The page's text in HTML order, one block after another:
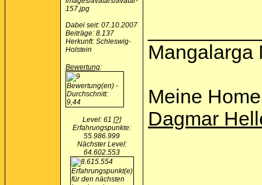
Dabei seit: 07.10.2007
Beiträge: 8.137
Herkunft: Schleswig-
Holstein
Bewertung:
Level: 61 [?]
Erfahrungspunkte:
55.986.999
Nächster Level:
64.602.553
Mangalarga
Meine
Dagmar